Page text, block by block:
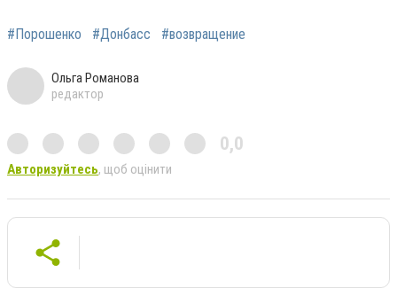
#Порошенко #Донбасс #возвращение
Ольга Романова
редактор
0,0
Авторизуйтесь, щоб оцінити